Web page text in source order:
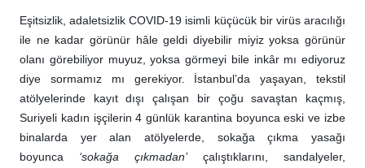
Eşitsizlik, adaletsizlik COVID-19 isimli küçücük bir virüs aracılığı
ile ne kadar görünür hâle geldi diyebilir miyiz yoksa görünür
olanı görebiliyor muyuz, yoksa görmeyi bile inkâr mı ediyoruz
diye sormamız mı gerekiyor. İstanbul’da yaşayan, tekstil
atölyelerinde kayıt dışı çalışan bir çoğu savaştan kaçmış,
Suriyeli kadın işçilerin 4 günlük karantina boyunca eski ve izbe
binalarda yer alan atölyelerde, sokağa çıkma yasağı
boyunca ‘sokağa çıkmadan’çalıştıklarını, sandalyeler,